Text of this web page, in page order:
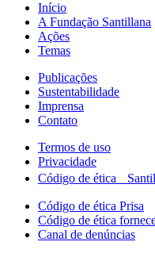
Início
A Fundação Santillana
Ações
Temas
Publicações
Sustentabilidade
Imprensa
Contato
Termos de uso
Privacidade
Código de ética
Código de ética Prisa
Código de ética
Canal de denúncias